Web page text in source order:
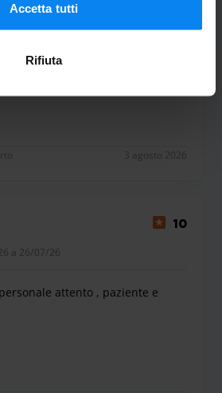
.
Accetta tutti
Rifiuta
a 02/08/26
3 agosto 2026
10
a 26/07/26
attento , paziente e